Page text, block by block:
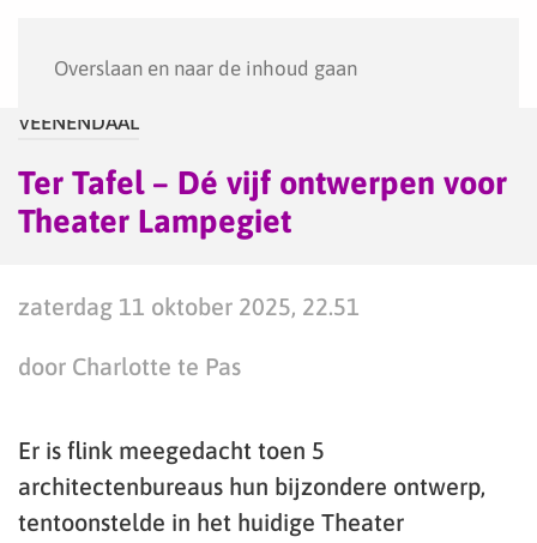
Overslaan en naar de inhoud gaan
VEENENDAAL
Ter Tafel – Dé vijf ontwerpen voor
Theater Lampegiet
zaterdag 11 oktober 2025, 22.51
door Charlotte te Pas
Er is flink meegedacht toen 5
architectenbureaus hun bijzondere ontwerp,
tentoonstelde in het huidige Theater